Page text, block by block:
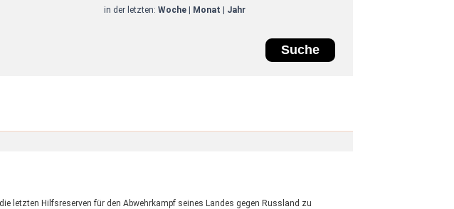
in der letzten: Woche| Monat Jahr
letzten Hilfsreserven für den Abwehrkampf seines Landes gegen Russland zu